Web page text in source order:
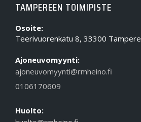
TAMPEREEN TOIMIPISTE
Osoite:
Teerivuorenkatu 8, 33300 Tampere
Ajoneuvomyynti:
ajoneuvomyynti@rmheino.fi
0106170609
Huolto: